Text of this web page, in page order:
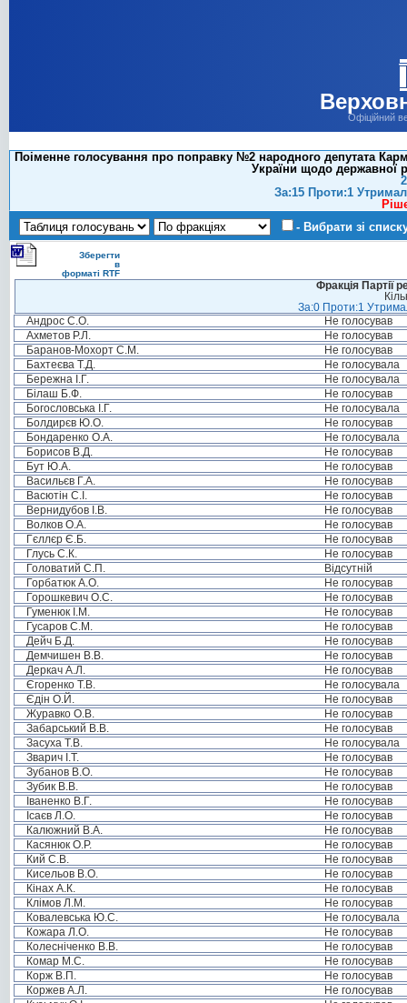
Офіційний
Поіменне голосування про поправку №2 народного депутата
України щодо державної
За:15 Проти:1
- Вибрати зі
Зберегти
в
форматі RTF
Фракція Партії
За:0 Проти:1
Андрос С.О.
Не голосував
Ахметов Р.Л.
Не голосував
Баранов-Мохорт С.М.
Не голосував
Бахтеєва Т.Д.
Не голосувала
Бережна І.Г.
Не голосувала
Білаш Б.Ф.
Не голосував
Богословська І.Г.
Не голосувала
Болдирєв Ю.О.
Не голосував
Бондаренко О.А.
Не голосувала
Борисов В.Д.
Не голосував
Бут Ю.А.
Не голосував
Васильєв Г.А.
Не голосував
Васютін С.І.
Не голосував
Вернидубов І.В.
Не голосував
Волков О.А.
Не голосував
Гєллєр Є.Б.
Не голосував
Глусь С.К.
Не голосував
Головатий С.П.
Відсутній
Горбатюк А.О.
Не голосував
Горошкевич О.С.
Не голосував
Гуменюк І.М.
Не голосував
Гусаров С.М.
Не голосував
Дейч Б.Д.
Не голосував
Демчишен В.В.
Не голосував
Деркач А.Л.
Не голосував
Єгоренко Т.В.
Не голосувала
Єдін О.Й.
Не голосував
Журавко О.В.
Не голосував
Забарський В.В.
Не голосував
Засуха Т.В.
Не голосувала
Зварич І.Т.
Не голосував
Зубанов В.О.
Не голосував
Зубик В.В.
Не голосував
Іваненко В.Г.
Не голосував
Ісаєв Л.О.
Не голосував
Калюжний В.А.
Не голосував
Касянюк О.Р.
Не голосував
Кий С.В.
Не голосував
Кисельов В.О.
Не голосував
Кінах А.К.
Не голосував
Клімов Л.М.
Не голосував
Ковалевська Ю.С.
Не голосувала
Кожара Л.О.
Не голосував
Колесніченко В.В.
Не голосував
Комар М.С.
Не голосував
Корж В.П.
Не голосував
Коржев А.Л.
Не голосував